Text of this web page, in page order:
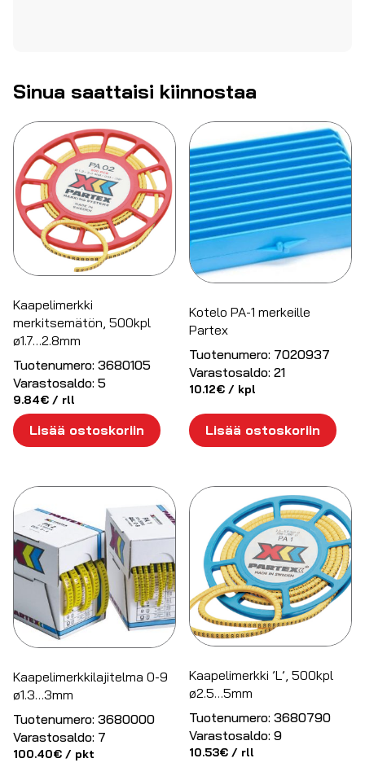
Sinua saattaisi kiinnostaa
Kaapelimerkki
merkitsemätön, 500kpl
ø1.7…2.8mm
Tuotenumero: 3680105
Varastosaldo: 5
9.84€ / rll
Lisää ostoskoriin
Kotelo PA-1 merkeille
Partex
Tuotenumero: 7020937
Varastosaldo: 21
10.12€ / kpl
Lisää ostoskoriin
Kaapelimerkkilajitelma 0-9
ø1.3…3mm
Tuotenumero: 3680000
Varastosaldo: 7
100.40€ / pkt
Kaapelimerkki ’L’, 500kpl
ø2.5…5mm
Tuotenumero: 3680790
Varastosaldo: 9
10.53€ / rll